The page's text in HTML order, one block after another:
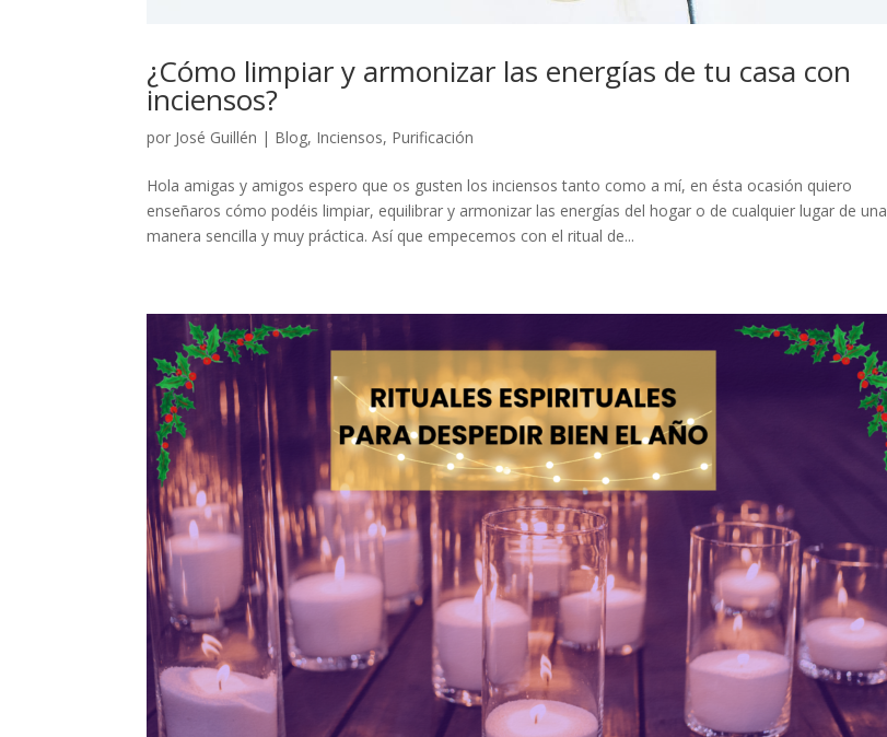
¿Cómo limpiar y armonizar las energías de tu casa con
inciensos?
por José Guillén | Blog, Inciensos, Purificación
Hola amigas y amigos espero que os gusten los inciensos tanto como a mí, en ésta ocasión quiero
enseñaros cómo podéis limpiar, equilibrar y armonizar las energías del hogar o de cualquier lugar de una
manera sencilla y muy práctica. Así que empecemos con el ritual de...